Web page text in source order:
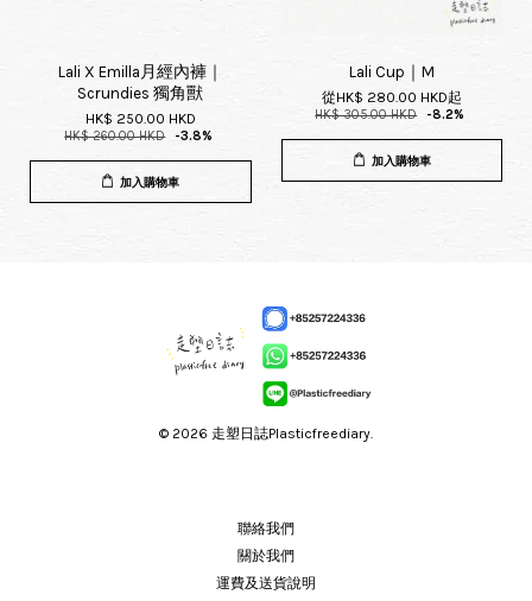
Lali X Emilla月經內褲｜
Scrundies 獨角獸
HK$ 250.00 HKD
HK$ 260.00 HKD -3.8%
加入購物車
Lali Cup｜M
從HK$ 280.00 HKD起
HK$ 305.00 HKD -8.2%
加入購物車
© 2026 走塑日誌Plasticfreediary.
聯絡我們
關於我們
運費及送貨說明